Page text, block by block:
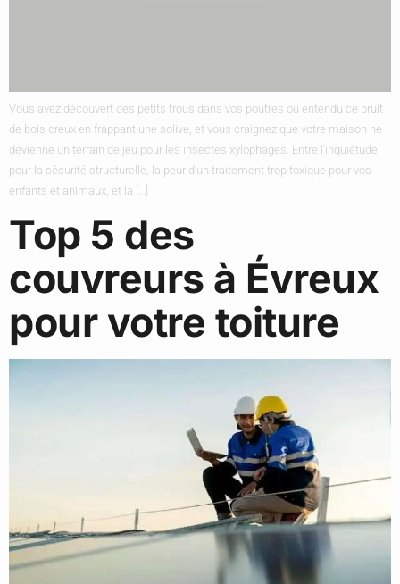
Vous avez découvert des petits trous dans vos poutres ou entendu ce bruit
de bois creux en frappant une solive, et vous craignez que votre maison ne
devienne un terrain de jeu pour les insectes xylophages. Entre l’inquiétude
pour la sécurité structurelle, la peur d’un traitement trop toxique pour vos
enfants et animaux, et la […]
Top 5 des
couvreurs à Évreux
pour votre toiture